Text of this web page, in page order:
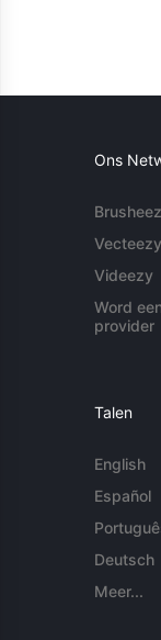
Ons
Vecteezy
Videezy
Word
provider
Talen
English
Español
Deutsch
Meer...